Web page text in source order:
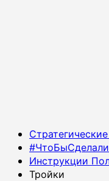
Основное
меню
Инструкции
Тройки